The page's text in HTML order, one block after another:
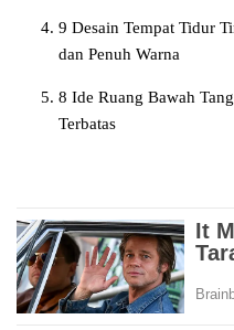
9 Desain Tempat Tidur
dan Penuh Warna
8 Ide Ruang Bawah
Terbatas